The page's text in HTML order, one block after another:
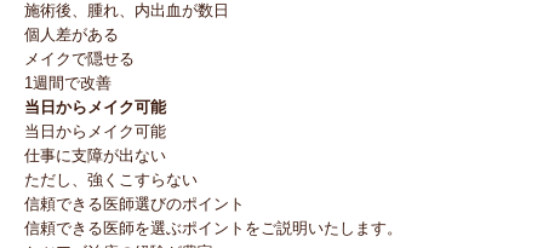
施術後、腫れ、内出血が数日
個人差がある
メイクで隠せる
1週間で改善
当日からメイク可能
当日からメイク可能
仕事に支障が出ない
ただし、強くこすらない
信頼できる医師選びのポイント
信頼できる医師を選ぶポイントをご説明いたします。